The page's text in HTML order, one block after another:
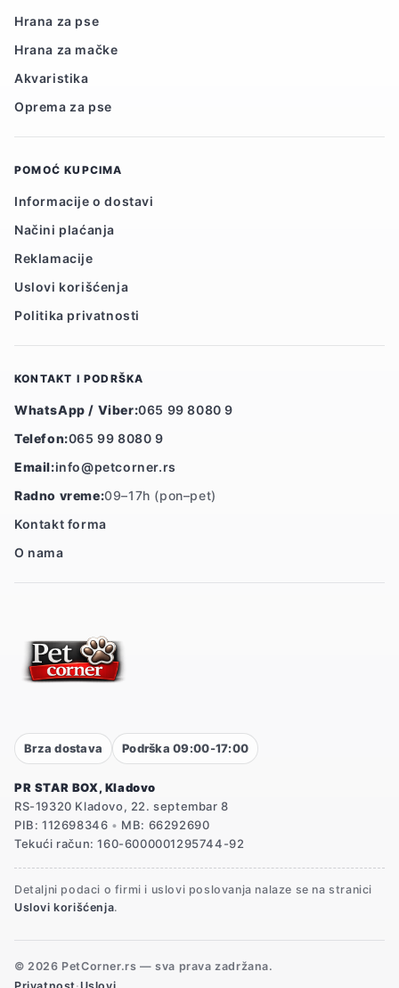
Hrana za pse
Hrana za mačke
Akvaristika
Oprema za pse
POMOĆ KUPCIMA
Informacije o dostavi
Načini plaćanja
Reklamacije
Uslovi korišćenja
Politika privatnosti
KONTAKT I PODRŠKA
WhatsApp / Viber:065 99 8080 9
Telefon:065 99 8080 9
Email:info@petcorner.rs
Radno vreme:09–17h (pon–pet)
Kontakt forma
O nama
Brza dostava Podrška 09:00-17:00
PR STAR BOX, Kladovo
RS-19320 Kladovo, 22. septembar 8
PIB: 112698346 • MB: 66292690
Tekući račun: 160-6000001295744-92
Detaljni podaci o firmi i uslovi poslovanja nalaze se na stranici
Uslovi korišćenja.
© 2026 PetCorner.rs — sva prava zadržana.